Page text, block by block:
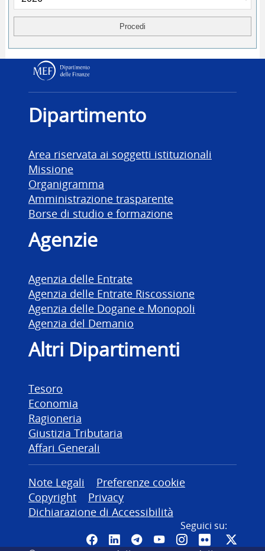
Dipartimento delle
Dipartimento
Area riservata ai soggetti istituzionali
Missione
Organigramma
Amministrazione trasparente
Borse di studio e formazione
Agenzie
Agenzia delle Entrate
Agenzia delle Entrate Riscossione
Agenzia delle Dogane e Monopoli
Agenzia del Demanio
Altri Dipartimenti
Tesoro
Economia
Ragioneria
Giustizia Tributaria
Affari Generali
Altre informazioni
Note Legali
Preferenze cookie
Copyright
Privacy
Dichiarazione di Accessibilità
Seguici su:
Pagina Facebook del MEF -
Canale LinkedIn del MEF
Canale Telegram del
Canale YouTube del
CanaleCanale